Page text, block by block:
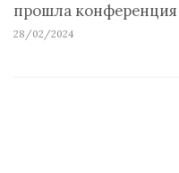
прошла
28/02/2024